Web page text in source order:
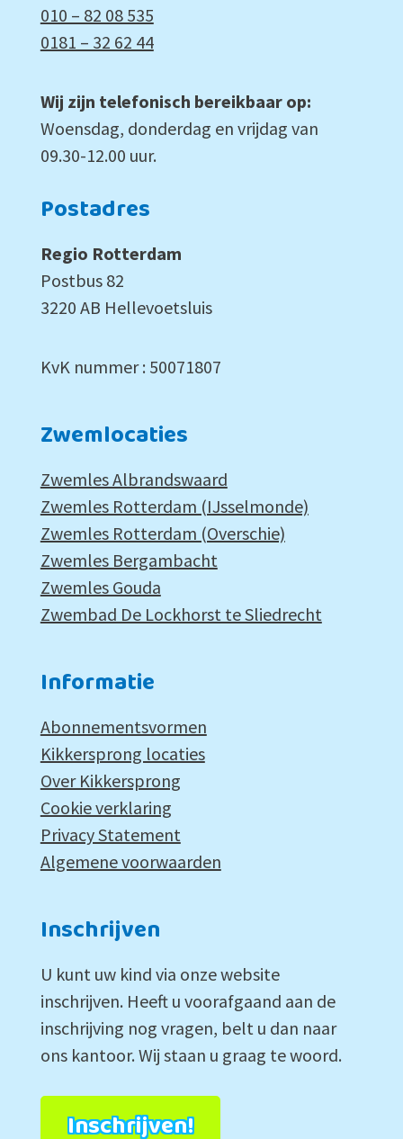
010 – 82 08 535
0181 – 32 62 44
Wij zijn telefonisch bereikbaar op:
Woensdag, donderdag en vrijdag van
09.30-12.00 uur.
Postadres
Regio Rotterdam
Postbus 82
3220 AB Hellevoetsluis
KvK nummer : 50071807
Zwemlocaties
Zwemles Albrandswaard
Zwemles Rotterdam (IJsselmonde)
Zwemles Rotterdam (Overschie)
Zwemles Bergambacht
Zwemles Gouda
Zwembad De Lockhorst te Sliedrecht
Informatie
Abonnementsvormen
Kikkersprong locaties
Over Kikkersprong
Cookie verklaring
Privacy Statement
Algemene voorwaarden
Inschrijven
U kunt uw kind via onze website
inschrijven. Heeft u voorafgaand aan de
inschrijving nog vragen, belt u dan naar
ons kantoor. Wij staan u graag te woord.
Inschrijven!